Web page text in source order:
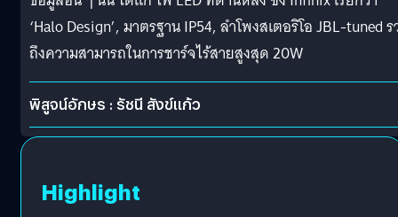
‘Halo Design’, มาตรฐาน IP54, ลำโพงสเตอริโอ JBL-tuned
ถึงความสามารถในการชาร์จไร้สายสูงสุด 20W
พิสูจน์อักษร : รัชนี สังข์แก้ว
Highlight